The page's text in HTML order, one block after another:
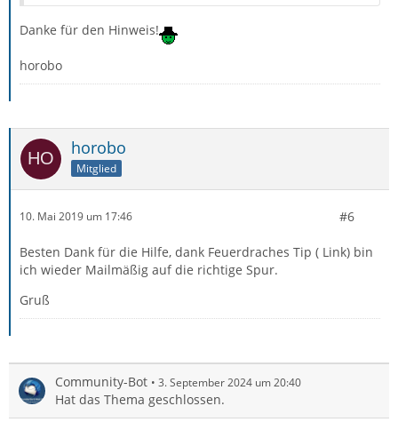
Danke für den Hinweis!
horobo
horobo
Mitglied
10. Mai 2019 um 17:46 #6
Besten Dank für die Hilfe, dank Feuerdraches Tip ( Link) bin
ich wieder Mailmäßig auf die richtige Spur.
Gruß
Community-Bot 3. September 2024 um 20:40
Hat das Thema geschlossen.